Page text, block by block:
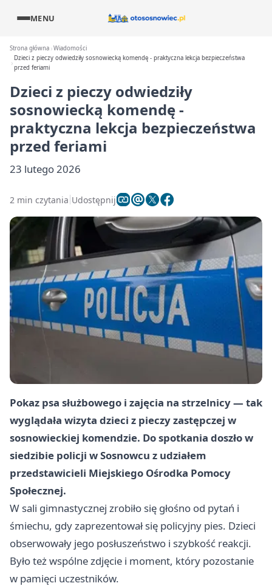
MENU
Strona główna Wiadomości
Dzieci z pieczy odwiedziły sosnowiecką komendę - praktyczna lekcja bezpieczeństwa
przed feriami
Dzieci z pieczy odwiedziły
sosnowiecką komendę -
praktyczna lekcja bezpieczeństwa
przed feriami
23 lutego 2026
2 min czytania Udostępnij
Pokaz psa służbowego i zajęcia na strzelnicy — tak
wyglądała wizyta dzieci z pieczy zastępczej w
sosnowieckiej komendzie. Do spotkania doszło w
siedzibie policji w Sosnowcu z udziałem
przedstawicieli Miejskiego Ośrodka Pomocy
Społecznej.
W sali gimnastycznej zrobiło się głośno od pytań i
śmiechu, gdy zaprezentował się policyjny pies. Dzieci
obserwowały jego posłuszeństwo i szybkość reakcji.
Było też wspólne zdjęcie i moment, który pozostanie
w pamięci uczestników.